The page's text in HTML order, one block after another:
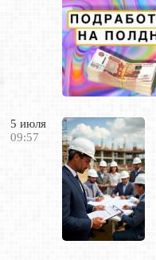
5 июля
09:57